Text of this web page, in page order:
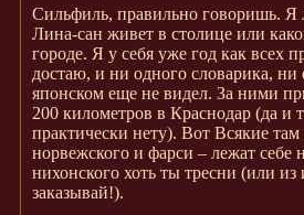
Сильфиль, правильно говоришь. Я
Лина-сан живет в столице или
городе. Я у себя уже год как всех
достаю, и ни одного словарика,
японском еще не видел. За ними
200 километров в Краснодар (да и
практически нету). Вот Всякие там
норвежского и фарси – лежат себе
нихонского хоть ты тресни (или из
заказывай!).